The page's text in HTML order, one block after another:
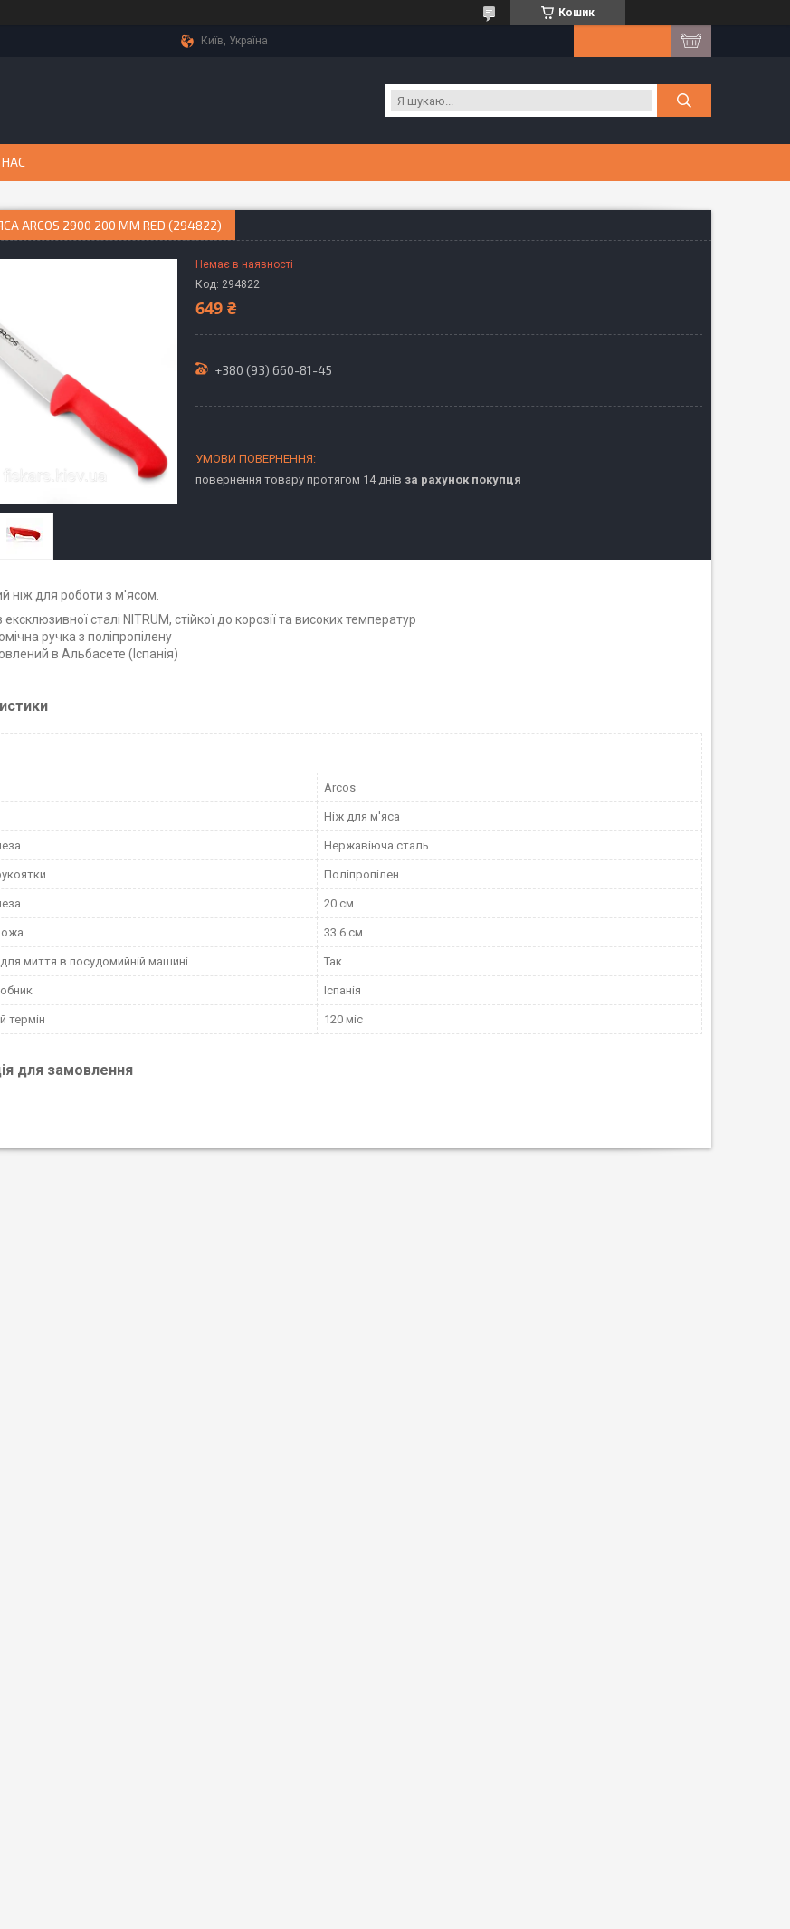
Кошик
Київ, Україна
ARCOS 2900 200 ММ RED (294822)
Немає в наявності
Код: 294822
649 ₴
+380 (93) 660-81-45
повернення товару протягом 14 днів за рахунок покупця
ніж для роботи з м'ясом.
ексклюзивної сталі NITRUM, стійкої до корозії та високих температур
ручка з поліпропілену
в Альбасете (Іспанія)
Arcos
Ніж для м'яса
Нержавіюча сталь
Поліпропілен
20 см
33.6 см
миття в посудомийній машині Так
Іспанія
термін 120 міс
для замовлення